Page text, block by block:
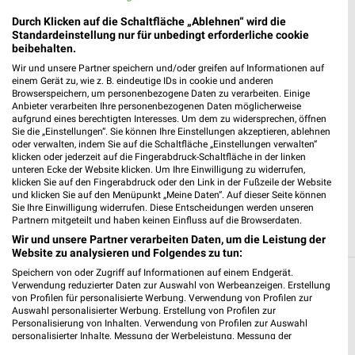
Lidl Weißenhorn
Zeisstr. 2
Heute 07:00 - 20:00 Uhr | Geschlossen
522,07 km • Angebote: 2 Prospekte
Netto Marken-Discount Illertissen
Martinsplatz 3
89257 Illertissen
Heute 07:00 - 20:00 Uhr | Geschlossen
531,87 km • Angebote: 4 Prospekte
Discounter Angebote und Prospekte für
Breitenthal
16 Prospekte
Durch Klicken auf die Schaltfläche „Ablehnen“ wird die
Standardeinstellung nur für unbedingt erforderliche cookie
beibehalten.
Wir und unsere Partner speichern und/oder greifen auf Informationen auf
einem Gerät zu, wie z. B. eindeutige IDs in cookie und anderen
Browserspeichern, um personenbezogene Daten zu verarbeiten. Einige
Anbieter verarbeiten Ihre personenbezogenen Daten möglicherweise
aufgrund eines berechtigten Interesses. Um dem zu widersprechen, öffnen
Sie die „Einstellungen“. Sie können Ihre Einstellungen akzeptieren, ablehnen
oder verwalten, indem Sie auf die Schaltfläche „Einstellungen verwalten“
klicken oder jederzeit auf die Fingerabdruck-Schaltfläche in der linken
unteren Ecke der Website klicken. Um Ihre Einwilligung zu widerrufen,
klicken Sie auf den Fingerabdruck oder den Link in der Fußzeile der Website
und klicken Sie auf den Menüpunkt „Meine Daten“. Auf dieser Seite können
Sie Ihre Einwilligung widerrufen. Diese Entscheidungen werden unseren
Partnern mitgeteilt und haben keinen Einfluss auf die Browserdaten.
Wir und unsere Partner verarbeiten Daten, um die Leistung der
Website zu analysieren und Folgendes zu tun:
Speichern von oder Zugriff auf Informationen auf einem Endgerät.
Verwendung reduzierter Daten zur Auswahl von Werbeanzeigen. Erstellung
von Profilen für personalisierte Werbung. Verwendung von Profilen zur
Auswahl personalisierter Werbung. Erstellung von Profilen zur
Personalisierung von Inhalten. Verwendung von Profilen zur Auswahl
personalisierter Inhalte. Messung der Werbeleistung. Messung der